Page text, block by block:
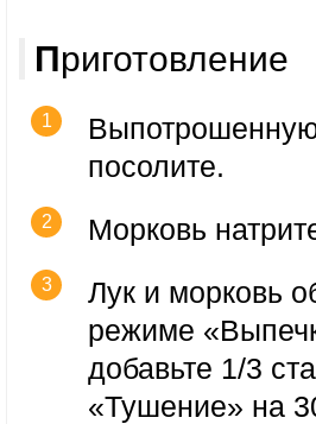
Приготовление
посолите.
Морковь
Лук и морковь
режиме
добавьте 1/3
«Тушение» на